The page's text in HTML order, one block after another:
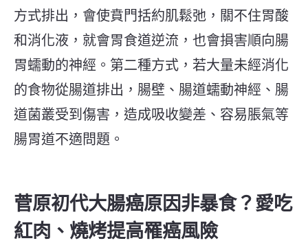
方式排出，會使賁門括約肌鬆弛，關不住胃酸
和消化液，就會胃食道逆流，也會損害順向腸
胃蠕動的神經。第二種方式，若大量未經消化
的食物從腸道排出，腸壁、腸道蠕動神經、腸
道菌叢受到傷害，造成吸收變差、容易脹氣等
腸胃道不適問題。
菅原初代大腸癌原因非暴食？愛吃
紅肉、燒烤提高罹癌風險